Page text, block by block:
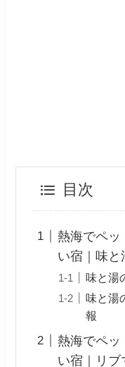
目次
熱海でペッ
い宿｜味
味と湯
味と湯
報
熱海でペッ
い宿｜リブ